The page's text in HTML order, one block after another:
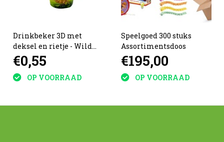
Drinkbeker 3D met
deksel en rietje - Wild
Animals
€0,55
OP VOORRAAD
Speelgoed 300 stuks
Assortimentsdoos
€195,00
OP VOORRAAD